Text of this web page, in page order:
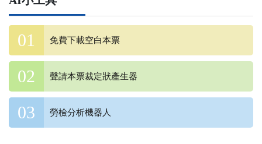
免費下載空白本票
聲請本票裁定狀產生器
勞檢分析機器人